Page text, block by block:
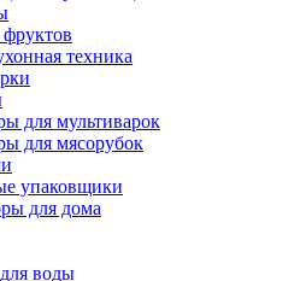
техника
для мультиварок
для мясорубок
упаковщики
для дома
воды